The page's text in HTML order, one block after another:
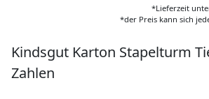
*Lieferzeit
*der Preis kann sich
Kindsgut Karton Stapelturm
Zahlen